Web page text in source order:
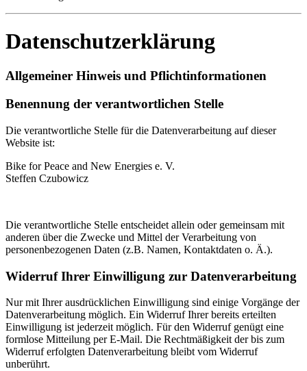
Datenschutzerklärung
Allgemeiner Hinweis und Pflichtinformationen
Benennung der verantwortlichen Stelle
Die verantwortliche Stelle für die Datenverarbeitung auf dieser
Website ist:
Bike for Peace and New Energies e. V.
Steffen Czubowicz
Die verantwortliche Stelle entscheidet allein oder gemeinsam mit
anderen über die Zwecke und Mittel der Verarbeitung von
personenbezogenen Daten (z.B. Namen, Kontaktdaten o. Ä.).
Widerruf Ihrer Einwilligung zur Datenverarbeitung
Nur mit Ihrer ausdrücklichen Einwilligung sind einige Vorgänge der
Datenverarbeitung möglich. Ein Widerruf Ihrer bereits erteilten
Einwilligung ist jederzeit möglich. Für den Widerruf genügt eine
formlose Mitteilung per E-Mail. Die Rechtmäßigkeit der bis zum
Widerruf erfolgten Datenverarbeitung bleibt vom Widerruf
unberührt.